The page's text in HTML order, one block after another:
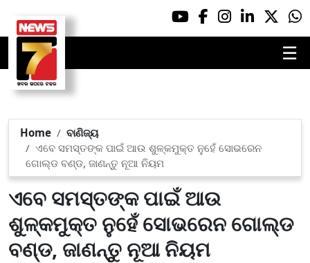
☰
Home
ବାଣିଜ୍ୟ
ଏବେ ସମସ୍ତଙ୍କ ପାଇଁ ଆଉ ଶୁଳ୍କମୁକ୍ତ ନୁହେଁ ସୋଭରେନ
ଗୋଲ୍ଡ ବଣ୍ଡ, ଜାଣନ୍ତୁ ନୂଆ ନିୟମ
ଏବେ ସମସ୍ତଙ୍କ ପାଇଁ ଆଉ
ଶୁଳ୍କମୁକ୍ତ ନୁହେଁ ସୋଭରେନ ଗୋଲ୍ଡ
ବଣ୍ଡ, ଜାଣନ୍ତୁ ନୂଆ ନିୟମ